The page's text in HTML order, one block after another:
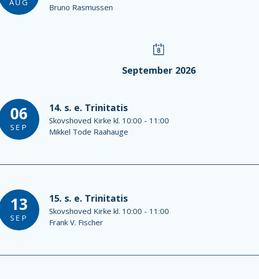
AUG
Bruno Rasmussen
September 2026
06
SEP
14. s. e. Trinitatis
Skovshoved Kirke kl. 10:00 - 11:00
Mikkel Tode Raahauge
13
SEP
15. s. e. Trinitatis
Skovshoved Kirke kl. 10:00 - 11:00
Frank V. Fischer